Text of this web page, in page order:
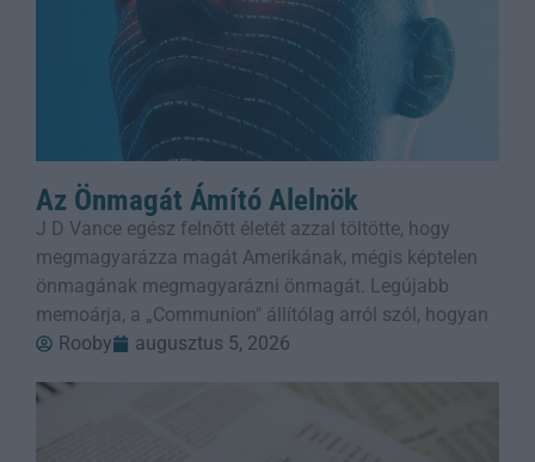
Az Önmagát Ámító Alelnök
J D Vance egész felnőtt életét azzal töltötte, hogy
megmagyarázza magát Amerikának, mégis képtelen
önmagának megmagyarázni önmagát. Legújabb
memoárja, a „Communion" állítólag arról szól, hogyan
Rooby
augusztus 5, 2026